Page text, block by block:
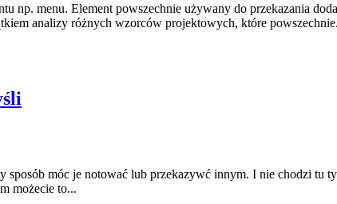
np. menu. Element powszechnie używany do przekazania
analizy różnych wzorców projektowych, które
móc je notować lub przekazywć innym. I nie chodzi tu
możecie to...